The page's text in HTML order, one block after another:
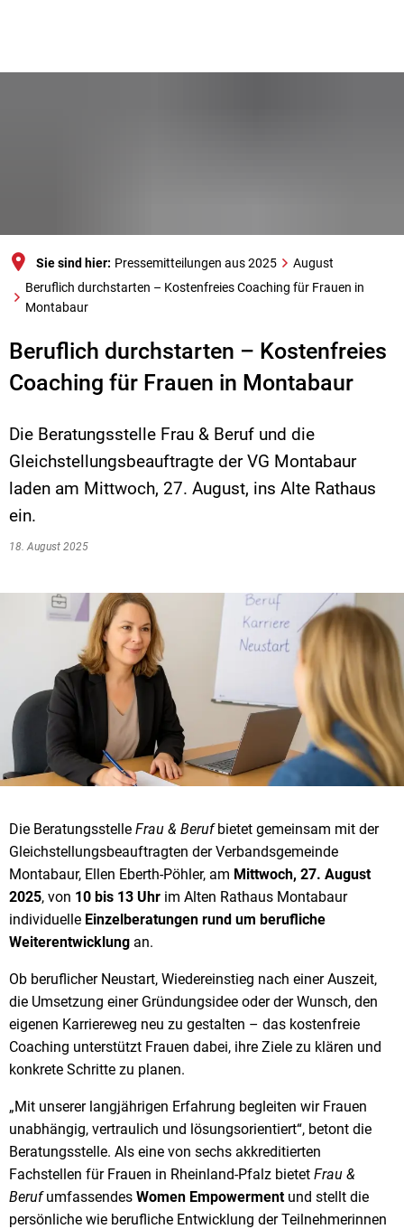
Sie sind hier: Pressemitteilungen aus 2025
August
Beruflich durchstarten – Kostenfreies Coaching für Frauen in
Montabaur
Beruflich durchstarten – Kostenfreies
Coaching für Frauen in Montabaur
Die Beratungsstelle Frau & Beruf und die
Gleichstellungsbeauftragte der VG Montabaur
laden am Mittwoch, 27. August, ins Alte Rathaus
ein.
18. August 2025
Die Beratungsstelle Frau & Berufbietet gemeinsam mit der
Gleichstellungsbeauftragten der Verbandsgemeinde
Montabaur, Ellen Eberth-Pöhler, am Mittwoch, 27. August
2025, von 10 bis 13 Uhr im Alten Rathaus Montabaur
individuelle Einzelberatungen rund um berufliche
Weiterentwicklung an.
Ob beruflicher Neustart, Wiedereinstieg nach einer Auszeit,
die Umsetzung einer Gründungsidee oder der Wunsch, den
eigenen Karriereweg neu zu gestalten – das kostenfreie
Coaching unterstützt Frauen dabei, ihre Ziele zu klären und
konkrete Schritte zu planen.
„Mit unserer langjährigen Erfahrung begleiten wir Frauen
unabhängig, vertraulich und lösungsorientiert“, betont die
Beratungsstelle. Als eine von sechs akkreditierten
Fachstellen für Frauen in Rheinland-Pfalz bietet Frau &
Berufumfassendes Women Empowermentund stellt die
persönliche wie berufliche Entwicklung der Teilnehmerinnen